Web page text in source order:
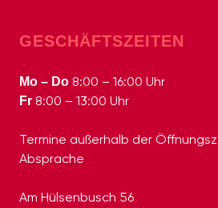
GESCHÄFTSZEITEN
Mo – Do 8:00 – 16:00 Uhr
Fr 8:00 – 13:00 Uhr
Termine außerhalb der
Absprache
Am Hülsenbusch 56